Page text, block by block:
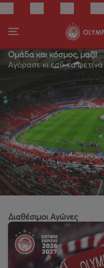
Ομάδα και κόσμος, μαζί!
Αγόρασε κι εσύ τα
Διαθέσιμοι Αγώνες